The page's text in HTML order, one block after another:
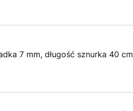
7 mm, długość sznurka 40 cm